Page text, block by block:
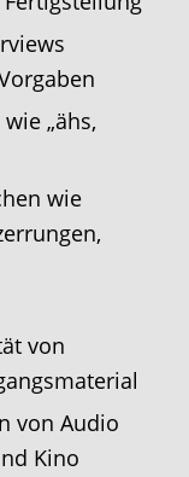
„ähs,
wie
von
von Audio
Kino